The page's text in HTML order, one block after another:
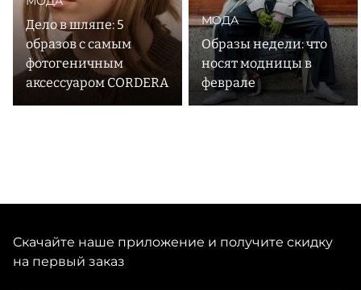
Дело в шляпе: 5
образов с самым
фотогеничным
аксессуаром CORDERA
МОДА
Образы недели: что
носят модницы в
феврале
Скачайте наше приложение и получите скидку
на первый заказ